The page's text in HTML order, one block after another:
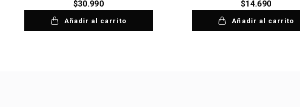
$30.990
Añadir al carrito
$14.690
Añadir al carrito